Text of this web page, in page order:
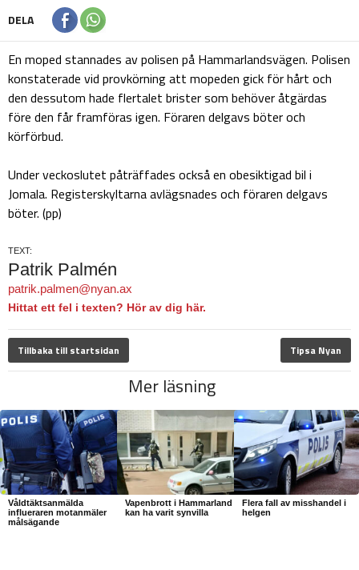
DELA
En moped stannades av polisen på Hammarlandsvägen. Polisen
konstaterade vid provkörning att mopeden gick för hårt och
den dessutom hade flertalet brister som behöver åtgärdas
före den får framföras igen. Föraren delgavs böter och
körförbud.
Under veckoslutet påträffades också en obesiktigad bil i
Jomala. Registerskyltarna avlägsnades och föraren delgavs
böter. (pp)
TEXT:
Patrik Palmén
patrik.palmen@nyan.ax
Hittat ett fel i texten? Hör av dig här.
Tillbaka till startsidan Tipsa Nyan
Mer läsning
Våldtäktsanmälda
influeraren motanmäler
målsägande
Vapenbrott i Hammarland
kan ha varit synvilla
Flera fall av misshandel i
helgen